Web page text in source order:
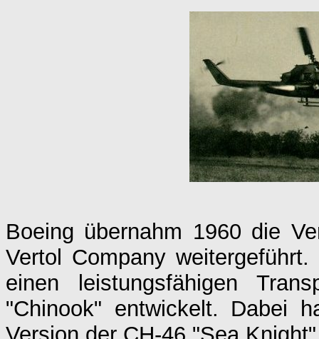
Boeing übernahm 1960 die
Vertol Company
einen leistungsfähigen
"Chinook" entwickelt. Dabei